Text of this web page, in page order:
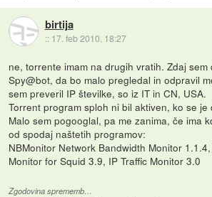
birtija
:: 17. feb 2010, 18:27
ne, torrente imam na drugih vratih. Zdaj
Spy@bot, da bo malo pregledal in odpravil
sem preveril IP številke, so iz IT in CN, USA.
Torrent program sploh ni bil aktiven, ko se je
Malo sem pogooglal, pa me zanima, če ima
od spodaj naštetih programov:
NBMonitor Network Bandwidth Monitor
Monitor for Squid 3.9, IP Traffic Monitor 3.0
Zgodovina sprememb…